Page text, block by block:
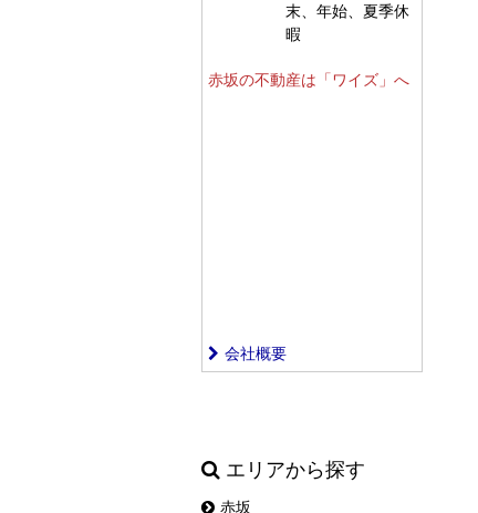
末、年始、夏季休
暇
赤坂の不動産は「ワイズ」へ
会社概要
エリアから探す
赤坂